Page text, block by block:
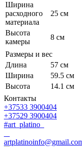
Ширина
расходного
материала
25 см
Высота
камеры
8 см
Размеры и вес
Длина
57 см
Ширина
59.5 см
Высота
14.1 см
Контакты
+37533 3900404
+37529 3900404
#art_platino